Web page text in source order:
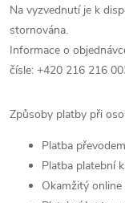
Na vyzvednutí je k
stornována.
Informace o
čísle: +420 216 216
Způsoby platby při
Platba
Platba platební
Okamžitý